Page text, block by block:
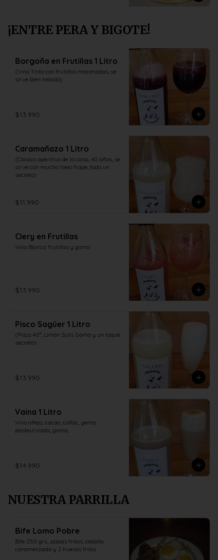
¡ENTRE PERA Y BIGOTE!
Borgoña en Frutillas 1 Litro
(Vino Tinto con frutillas maceradas, se
sirve bien helado)
$13.990
Caramañazo 1 Litro
(Clásico aperitivo de la casa, 40 años, se
sirve con mucho hielo frape, todo un
secreto)
$11.990
Clery en Frutillas
Vino Blanco, frutillas y goma
$13.990
Pisco Sagüer 1 Litro
(Pisco 40°, Limón Sutil, Goma y un toque
secreto)
$13.990
Vaina 1 Litro
Vino añejo, cacao, coñac, yema
pasteurizada, goma,
$14.990
NUESTRA PARRILLA
Bife Lomo Pobre
Bife 250 grs., papas fritas, cebolla
caramelizada y 2 huevos fritos